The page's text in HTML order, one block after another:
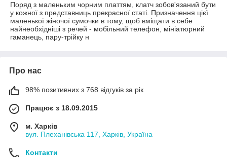
Поряд з маленьким чорним платтям, клатч зобов'язаний бути
у кожної з представниць прекрасної статі. Призначення цієї
маленької жіночої сумочки в тому, щоб вміщати в себе
найнеобхідніші з речей - мобільний телефон, мініатюрний
гаманець, пару-трійку н
Про нас
98% позитивних з 768 відгуків за рік
Працює з 18.09.2015
м. Харків
вул. Плеханівська 117, Харків, Україна
Контакти